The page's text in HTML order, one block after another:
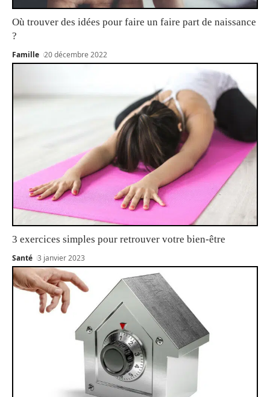
Où trouver des idées pour faire un faire part de naissance
?
Famille 20 décembre 2022
3 exercices simples pour retrouver votre bien-être
Santé 3 janvier 2023